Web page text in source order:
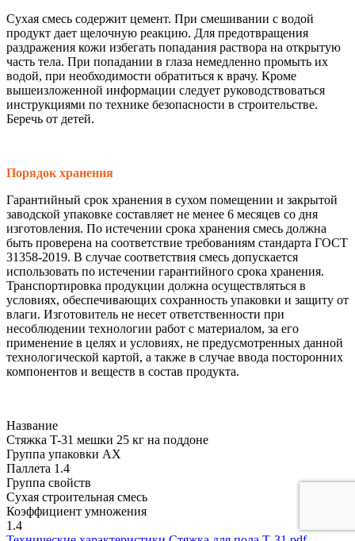
Сухая смесь содержит цемент. При смешивании с водой
продукт дает щелочную реакцию. Для предотвращения
раздражения кожи избегать попадания раствора на открытую
часть тела. При попадании в глаза немедленно промыть их
водой, при необходимости обратиться к врачу. Кроме
вышеизложенной информации следует руководствоваться
инструкциями по технике безопасности в строительстве.
Беречь от детей.
Порядок хранения
Гарантийный срок хранения в сухом помещении и закрытой
заводской упаковке составляет не менее 6 месяцев со дня
изготовления. По истечении срока хранения смесь должна
быть проверена на соответствие требованиям стандарта ГОСТ
31358-2019. В случае соответствия смесь допускается
использовать по истечении гарантийного срока хранения.
Транспортировка продукции должна осуществляться в
условиях, обеспечивающих сохранность упаковки и защиту от
влаги. Изготовитель не несет ответственности при
несоблюдении технологии работ с материалом, за его
применение в целях и условиях, не предусмотренных данной
технологической картой, а также в случае ввода посторонних
компонентов и веществ в состав продукта.
Название
Стяжка T-31 мешки 25 кг на поддоне
Группа упаковки AX
Паллета 1.4
Группа свойств
Сухая строительная смесь
Коэффициент умножения
1.4